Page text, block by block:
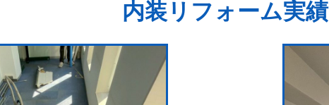
内装リフォーム実績